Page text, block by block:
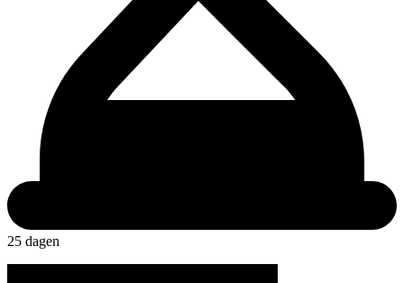
25 dagen